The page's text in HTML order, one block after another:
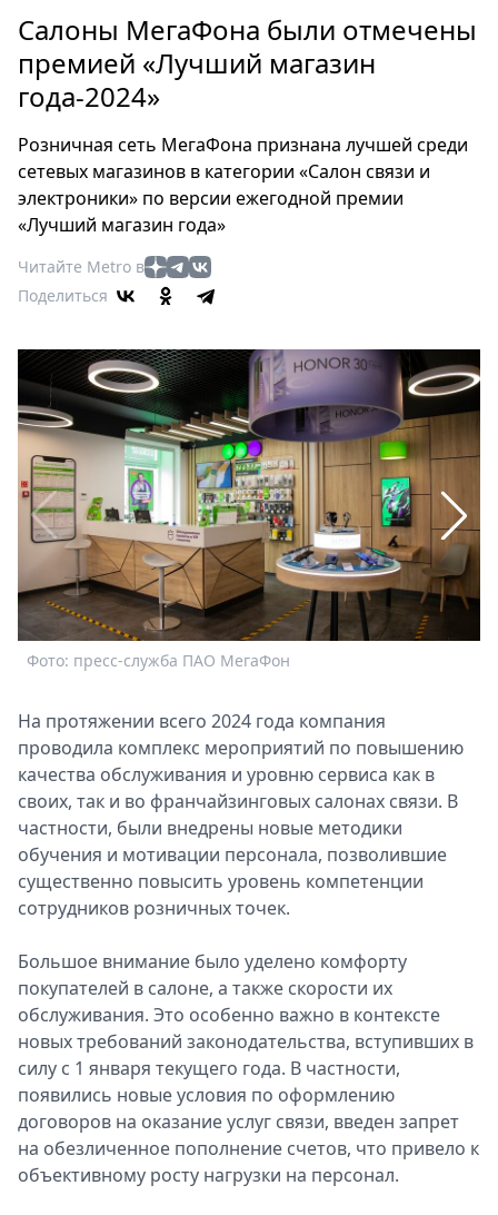
Россия
Мир
Здоровье
Туризм
Мода
Театр
Кино
Афиша
Книги
Выставки
Пресс-
релизы
О
Metro
Стримы
Спецпроекты
Звезды
Выборы
2026
Скачай
Metro
Салоны МегаФона были отмечены
премией «Лучший магазин
года-2024»
Розничная сеть МегаФона признана лучшей среди
сетевых магазинов в категории «Салон связи и
электроники» по версии ежегодной премии
«Лучший магазин года»
Читайте Metro в
Поделиться
Фото: пресс-служба ПАО МегаФон
На протяжении всего 2024 года компания
проводила комплекс мероприятий по повышению
качества обслуживания и уровню сервиса как в
своих, так и во франчайзинговых салонах связи. В
частности, были внедрены новые методики
обучения и мотивации персонала, позволившие
существенно повысить уровень компетенции
сотрудников розничных точек.
Большое внимание было уделено комфорту
покупателей в салоне, а также скорости их
обслуживания. Это особенно важно в контексте
новых требований законодательства, вступивших в
силу с 1 января текущего года. В частности,
появились новые условия по оформлению
договоров на оказание услуг связи, введен запрет
на обезличенное пополнение счетов, что привело к
объективному росту нагрузки на персонал.